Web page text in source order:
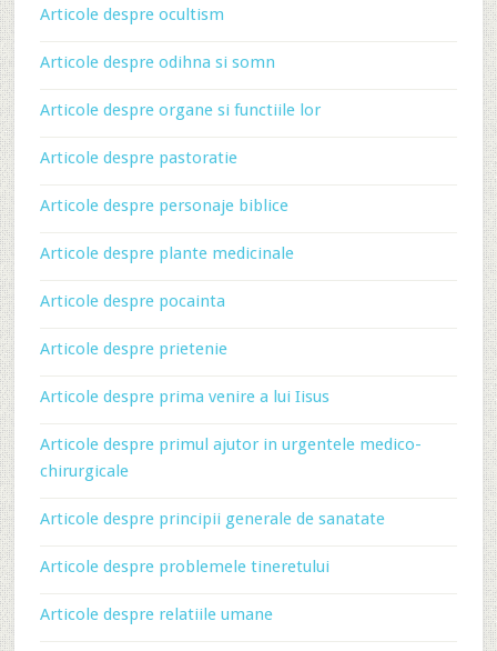
Articole despre ocultism
Articole despre odihna si somn
Articole despre organe si functiile lor
Articole despre pastoratie
Articole despre personaje biblice
Articole despre plante medicinale
Articole despre pocainta
Articole despre prietenie
Articole despre prima venire a lui Iisus
Articole despre primul ajutor in urgentele medico-
chirurgicale
Articole despre principii generale de sanatate
Articole despre problemele tineretului
Articole despre relatiile umane